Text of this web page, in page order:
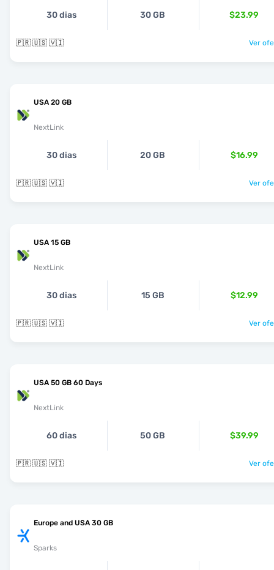
30 dias 30 GB $23.99
🇵🇷 🇺🇸 🇻🇮 Ver
USA 20 GB
NextLink
30 dias 20 GB $16.99
🇵🇷 🇺🇸 🇻🇮 Ver
USA 15 GB
NextLink
30 dias 15 GB $12.99
🇵🇷 🇺🇸 🇻🇮 Ver
USA 50 GB 60 Days
NextLink
60 dias 50 GB $39.99
🇵🇷 🇺🇸 🇻🇮 Ver
Europe and USA 30 GB
Sparks